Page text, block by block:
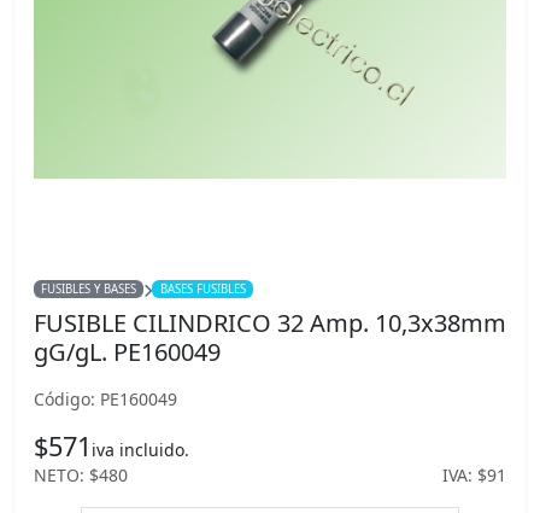
FUSIBLES Y BASES BASES FUSIBLES
FUSIBLE CILINDRICO 32 Amp. 10,3x38mm
gG/gL. PE160049
Código: PE160049
$571 iva incluido.
NETO: $480
IVA: $91